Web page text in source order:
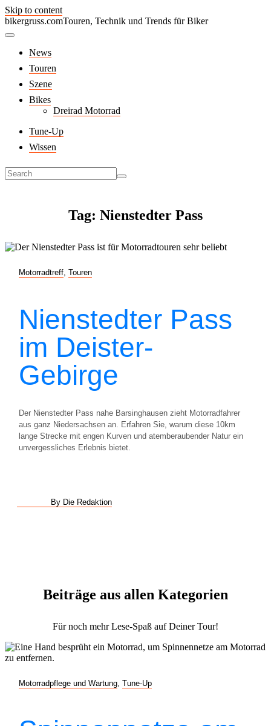
Skip to content
bikergruss.comTouren, Technik und Trends für Biker
News
Touren
Szene
Bikes
Dreirad Motorrad
Tune-Up
Wissen
Tag: Nienstedter Pass
Motorradtreff Touren
Nienstedter Pass
im Deister-
Gebirge
Der Nienstedter Pass nahe Barsinghausen zieht Motorradfahrer
aus ganz Niedersachsen an. Erfahren Sie, warum diese 10km
lange Strecke mit engen Kurven und atemberaubender Natur ein
unvergessliches Erlebnis bietet.
By Die Redaktion
Beiträge aus allen Kategorien
Für noch mehr Lese-Spaß auf Deiner Tour!
Motorradpflege und Wartung Tune-Up